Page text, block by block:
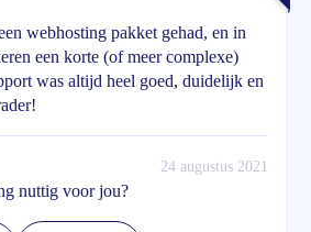
webhosting pakket gehad, en in
een korte (of meer complexe)
was altijd heel goed, duidelijk en
24 augustus 2021
nuttig voor jou?